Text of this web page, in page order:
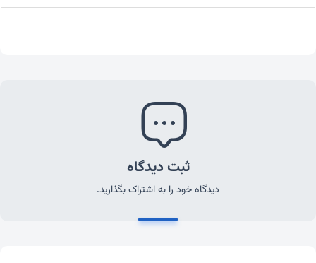
ثبت دیدگاه
دیدگاه خود را به اشتراک بگذارید.